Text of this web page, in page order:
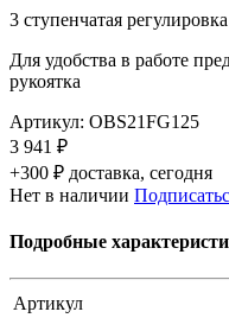
3 ступенчатая
Для удобства в работе
рукоятка
Артикул: OBS21FG125
3 941 ₽
+300 ₽ доставка, сегодня
Нет в наличии
Подробные
Артикул